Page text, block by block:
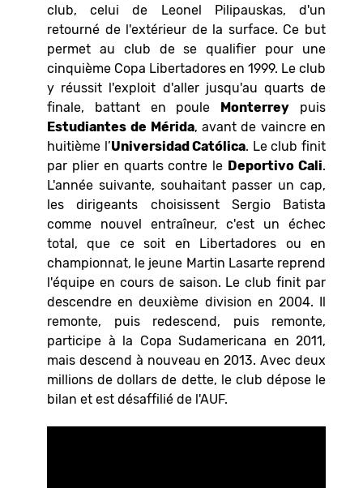
club, celui de Leonel Pilipauskas, d'un
retourné de l'extérieur de la surface. Ce but
permet au club de se qualifier pour une
cinquième Copa Libertadores en 1999. Le club
y réussit l'exploit d'aller jusqu'au quarts de
finale, battant en poule
Monterrey puis
Estudiantes de Mérida, avant de vaincre en
huitième l’Universidad Católica. Le club finit
par plier en quarts contre le Deportivo Cali.
L'année suivante, souhaitant passer un cap,
les dirigeants choisissent Sergio Batista
comme nouvel entraîneur, c'est un échec
total, que ce soit en Libertadores ou en
championnat, le jeune Martin Lasarte reprend
l'équipe en cours de saison. Le club finit par
descendre en deuxième division en 2004. Il
remonte, puis redescend, puis remonte,
participe à la Copa Sudamericana en 2011,
mais descend à nouveau en 2013. Avec deux
millions de dollars de dette, le club dépose le
bilan et est désaffilié de l'AUF.